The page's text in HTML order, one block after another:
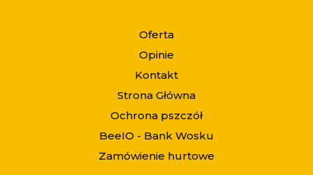
Oferta
Opinie
Kontakt
Strona Główna
Ochrona pszczół
BeeIO - Bank Wosku
Zamówienie hurtowe